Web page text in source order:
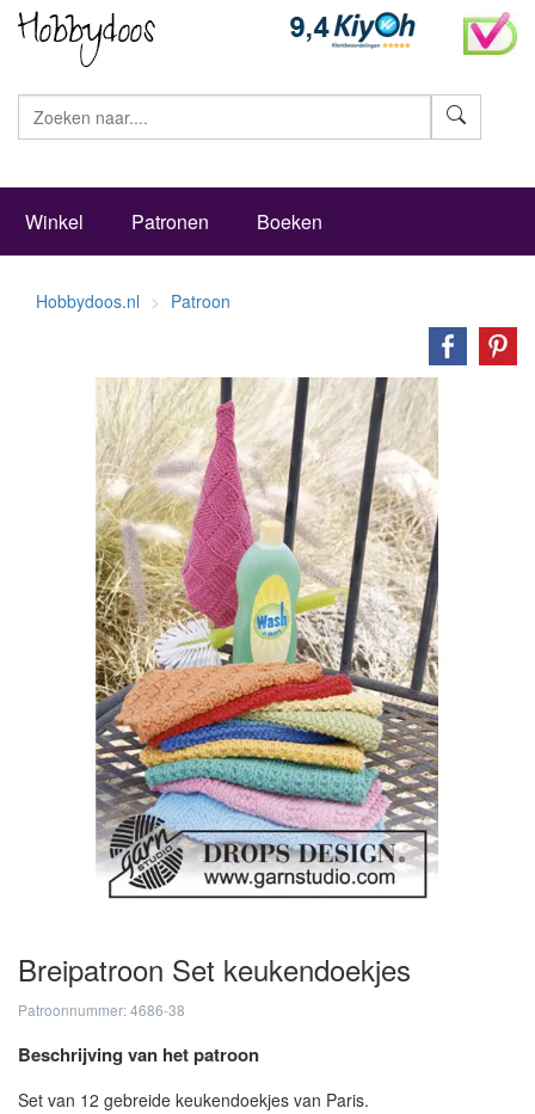
Winkel Patronen Boeken
Hobbydoos.nl Patroon
Breipatroon Set keukendoekjes
Patroonnummer: 4686-38
Beschrijving van het patroon
Set van 12 gebreide keukendoekjes van Paris.